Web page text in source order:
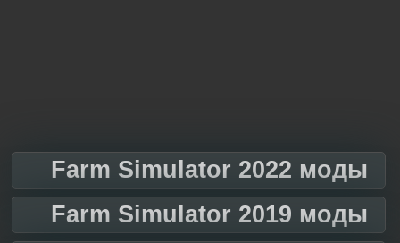
Farm Simulator 2022 моды
Farm Simulator 2019 моды